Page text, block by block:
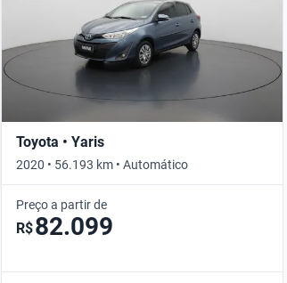
Toyota • Yaris
2020 • 56.193 km • Automático
Preço a partir de
R$82.099